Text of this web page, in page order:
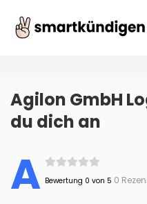
Agilon GmbH
du dich an
A Bewertung 0 von 5 0